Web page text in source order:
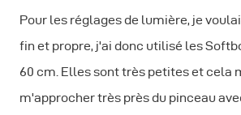
Pour les réglages de lumière, je
fin et propre, j'ai donc utilisé les
60 cm. Elles sont très petites et cela
m'approcher très près du pinceau